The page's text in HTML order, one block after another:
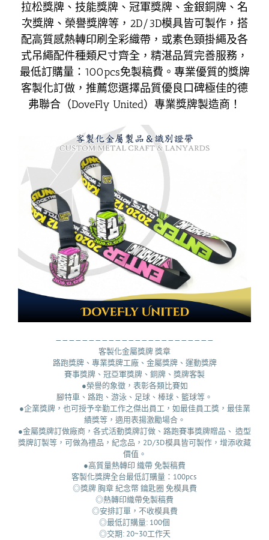
拉松獎牌、技能獎牌、冠軍獎牌、金銀銅牌、名
次獎牌、榮譽獎牌等，2D/3D模具皆可製作，搭
配高質感熱轉印刷全彩織帶，或素色頸掛繩及各
式吊繩配件種類尺寸齊全，精湛品質完善服務，
最低訂購量：100pcs免製稿費。專業優質的獎牌
客製化訂做，推薦您選擇品質優良口碑極佳的德
弗聯合（DoveFly United）專業獎牌製造商！
————————————————————————
客製化金屬獎牌 獎章
路跑獎牌、專業獎牌工廠、金屬獎牌、運動獎牌
賽事獎牌、冠亞軍獎牌、銅牌、獎牌客製
●榮譽的象徵，表彰各類比賽如
腳特車、路跑、游泳、足球、棒球、籃球等。
●企業獎牌，也可授予辛勤工作之傑出員工，如最佳員工獎，最佳業
績獎等，適用表揚激勵場合。
●金屬獎牌訂做廠商，各式活動獎牌訂做、路跑賽事獎牌贈品、 造型
獎牌訂製等，可做為禮品，紀念品，2D/3D模具皆可製作，增添收藏
價值。
●高質量熱轉印 織帶 免製稿費
客製化獎牌全台最低訂購量：100pcs ​
◎獎牌 胸章 紀念幣 鑰匙圈 免模具費
◎熱轉印織帶免製稿費
◎安排訂單，不收模具費
◎最低訂購量: 100個
◎交期: 20~30工作天